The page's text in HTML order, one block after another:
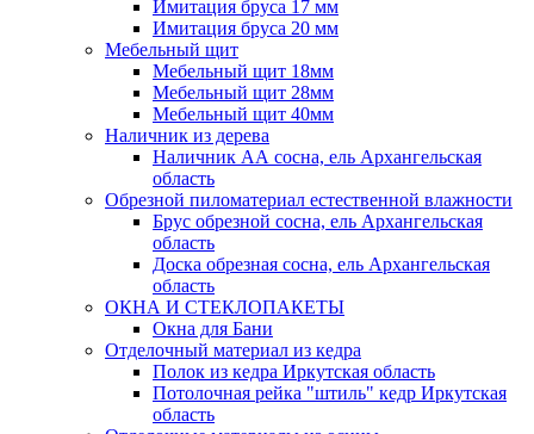
Имитация бруса 17 мм
Имитация бруса 20 мм
Мебельный щит
Мебельный щит 18мм
Мебельный щит 28мм
Мебельный щит 40мм
Наличник из дерева
Наличник АА сосна, ель Архангельская
область
Обрезной пиломатериал естественной влажности
Брус обрезной сосна, ель Архангельская
область
Доска обрезная сосна, ель Архангельская
область
ОКНА И СТЕКЛОПАКЕТЫ
Окна для Бани
Отделочный материал из кедра
Полок из кедра Иркутская область
Потолочная рейка "штиль" кедр Иркутская
область